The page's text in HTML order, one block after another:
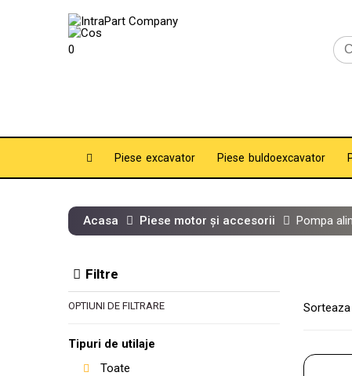
0
Piese excavator Piese buldoexcavator
Acasa Piese motor și accesorii Pompa
Filtre
OPTIUNI DE FILTRARE
Tipuri de utilaje
Toate
Sorteaza